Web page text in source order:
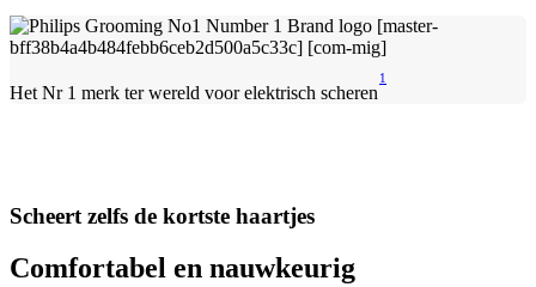
Het Nr 1 merk ter wereld voor elektrisch scheren
1
Scheert zelfs de kortste haartjes
Comfortabel en nauwkeurig